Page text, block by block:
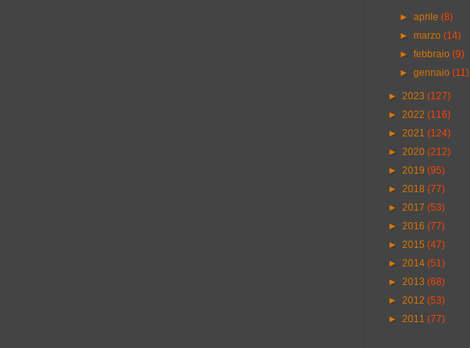
►aprile(8)
►marzo(14)
►febbraio(9)
►gennaio(11)
► 2023 (127)
► 2022 (116)
► 2021 (124)
► 2020 (212)
► 2019 (95)
► 2018 (77)
► 2017 (53)
► 2016 (77)
► 2015 (47)
► 2014 (51)
► 2013 (68)
► 2012 (53)
► 2011 (77)